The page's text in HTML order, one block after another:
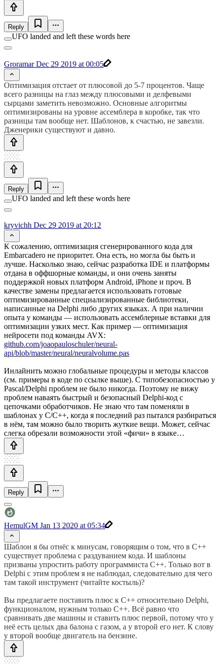
Reply
UFO landed and left these words here
GroramarDec 29 2019 at 00:05
Оптимизация отстает от плюсовой до 5-7 процентов. Чаще
всего разницы на глаз между плюсовыми и делфевыми
сырцами заметить невозможно. Основные алгоритмы
оптимизированы на уровне ассемблера в коробке, так что
разницы там вообще нет. Шаблонов, к счастью, не завезли.
Дженерики существуют и давно.
Reply
UFO landed and left these words here
kryvichh Dec 29 2019 at 20:12
К сожалению, оптимизация сгенерированного кода для
Embarcadero не приоритет. Она есть, но могла бы быть и
лучше. Насколько знаю, сейчас разработка IDE и платформы
отдана в оффшорные команды, и они очень заняты
поддержкой новых платформ Android, iPhone и проч. В
качестве замены предлагается использовать готовые
оптимизированные специализированные библиотеки,
написанные на Delphi либо других языках. А при наличии
опыта у команды — использовать ассемблерные вставки для
оптимизации узких мест. Как пример — оптимизация
нейросети под команды AVX:
github.com/joaopauloschuler/neural-
api/blob/master/neural/neuralvolume.pas
Инлайнить можно глобальные процедуры и методы классов
(см. примеры в коде по ссылке выше). С типобезопасностью у
Pascal/Delphi проблем не было никогда. Поэтому не вижу
проблем наваять быстрый и безопасный Delphi-код c
цепочками обработчиков. Не знаю что там поменяли в
шаблонах у С/С++, когда я последний раз пытался разбираться
в нём, там можно было творить жуткие вещи. Может, сейчас
слегка обрезали возможности этой «фичи» в языке…
Reply
HemulGM Jan 13 2020 at 05:34
Шаблон я бы отнёс к минусам, говорящим о том, что в C++
существует проблема с раздуванием кода. И шаблоны
призваны упростить работу программиста C++. Только вот в
Delphi с этим проблем я не наблюдал, следовательно для чего
там такой инструмент (читайте костыль)?
Вы предлагаете поставить плюс к C++ относительно Delphi,
функционалом, нужным только C++. Всё равно что
сравнивать две машины и ставить плюс первой, потому что у
неё есть целых два балона с газом, а у второй его нет. К слову
у второй вообще двигатель на бензине.